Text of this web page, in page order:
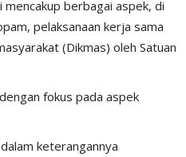
berbagai aspek, di
pelaksanaan kerja sama
(Dikmas) oleh Satuan
fokus pada aspek
dalam keterangannya